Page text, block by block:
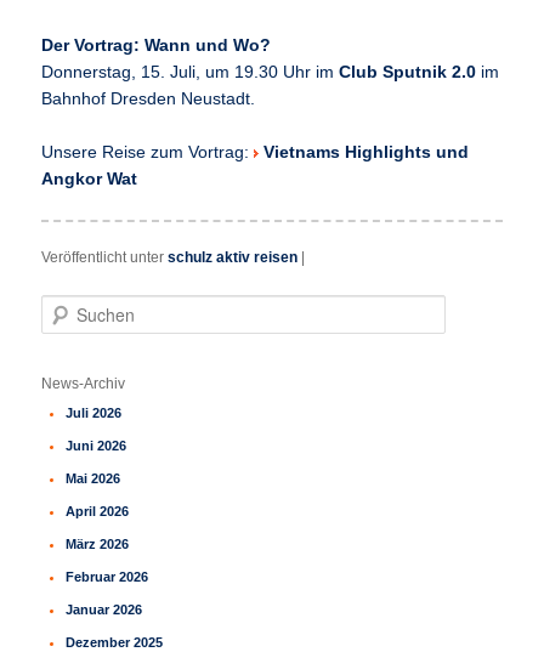
Der Vortrag: Wann und Wo?
Donnerstag, 15. Juli, um 19.30 Uhr imClub Sputnik 2.0 im
Bahnhof Dresden Neustadt.
Unsere Reise zum Vortrag: Vietnams Highlights und
Angkor Wat
Veröffentlicht unter schulz aktiv reisen |
u
h
n
News-Archiv
Juli 2026
Juni 2026
Mai 2026
April 2026
März 2026
Februar 2026
Januar 2026
Dezember 2025